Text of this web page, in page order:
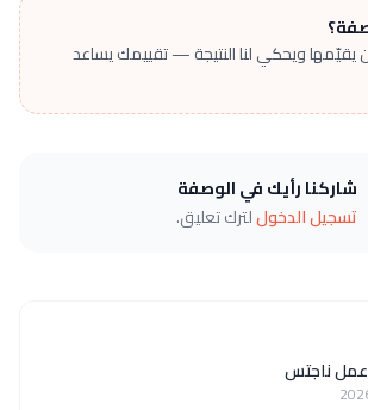
ويحكي لنا النتيجة — تقييمك يساعد
شاركنا رأيك في الوصفة
تسجيل الدخوللترك تعليق.
ناجتس